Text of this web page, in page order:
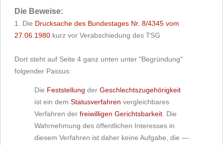
Die Beweise:
1. Die Drucksache des Bundestages Nr. 8/4345 vom
27.06.1980 kurz vor Verabschiedung des TSG
Dort steht auf Seite 4 ganz unten unter "Begründung"
folgender Passus:
Die Feststellung der Geschlechtszugehörigkeit
ist ein dem Statusverfahren vergleichbares
Verfahren der freiwilligen Gerichtsbarkeit . Die
Wahrnehmung des öffentlichen Interesses in
diesem Verfahren ist daher keine Aufgabe, die —